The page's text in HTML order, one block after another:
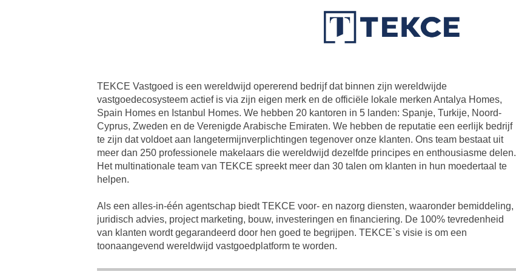
TEKCE Vastgoed is een wereldwijd opererend bedrijf dat binnen zijn wereldwijde
vastgoedecosysteem actief is via zijn eigen merk en de officiële lokale merken Antalya Homes,
Spain Homes en Istanbul Homes. We hebben 20 kantoren in 5 landen: Spanje, Turkije, Noord-
Cyprus, Zweden en de Verenigde Arabische Emiraten. We hebben de reputatie een eerlijk bedrijf
te zijn dat voldoet aan langetermijnverplichtingen tegenover onze klanten. Ons team bestaat uit
meer dan 250 professionele makelaars die wereldwijd dezelfde principes en enthousiasme delen.
Het multinationale team van TEKCE spreekt meer dan 30 talen om klanten in hun moedertaal te
helpen.
Als een alles-in-één agentschap biedt TEKCE voor- en nazorg diensten, waaronder bemiddeling,
juridisch advies, project marketing, bouw, investeringen en financiering. De 100% tevredenheid
van klanten wordt gegarandeerd door hen goed te begrijpen. TEKCE`s visie is om een
toonaangevend wereldwijd vastgoedplatform te worden.